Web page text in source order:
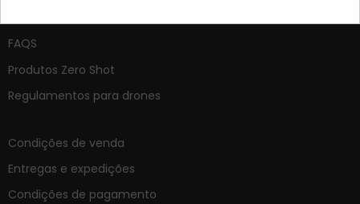
FAQS
Produtos Zero Shot
Regulamentos para drones
Condições de venda
Entregas e expedições
Condições de pagamento